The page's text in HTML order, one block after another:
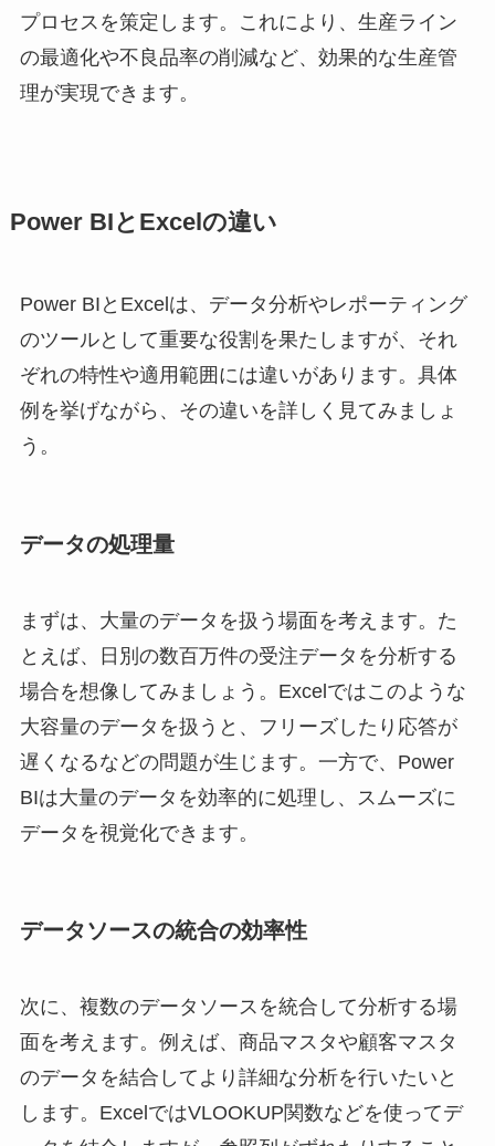
プロセスを策定します。これにより、生産ライン
の最適化や不良品率の削減など、効果的な生産管
理が実現できます。
Power BIとExcelの違い
Power BIとExcelは、データ分析やレポーティング
のツールとして重要な役割を果たしますが、それ
ぞれの特性や適用範囲には違いがあります。具体
例を挙げながら、その違いを詳しく見てみましょ
う。
データの処理量
まずは、大量のデータを扱う場面を考えます。た
とえば、日別の数百万件の受注データを分析する
場合を想像してみましょう。Excelではこのような
大容量のデータを扱うと、フリーズしたり応答が
遅くなるなどの問題が生じます。一方で、Power
BIは大量のデータを効率的に処理し、スムーズに
データを視覚化できます。
データソースの統合の効率性
次に、複数のデータソースを統合して分析する場
面を考えます。例えば、商品マスタや顧客マスタ
のデータを結合してより詳細な分析を行いたいと
します。ExcelではVLOOKUP関数などを使ってデ